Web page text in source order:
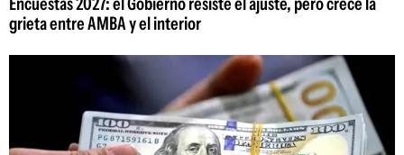
grieta entre AMBA y el interior